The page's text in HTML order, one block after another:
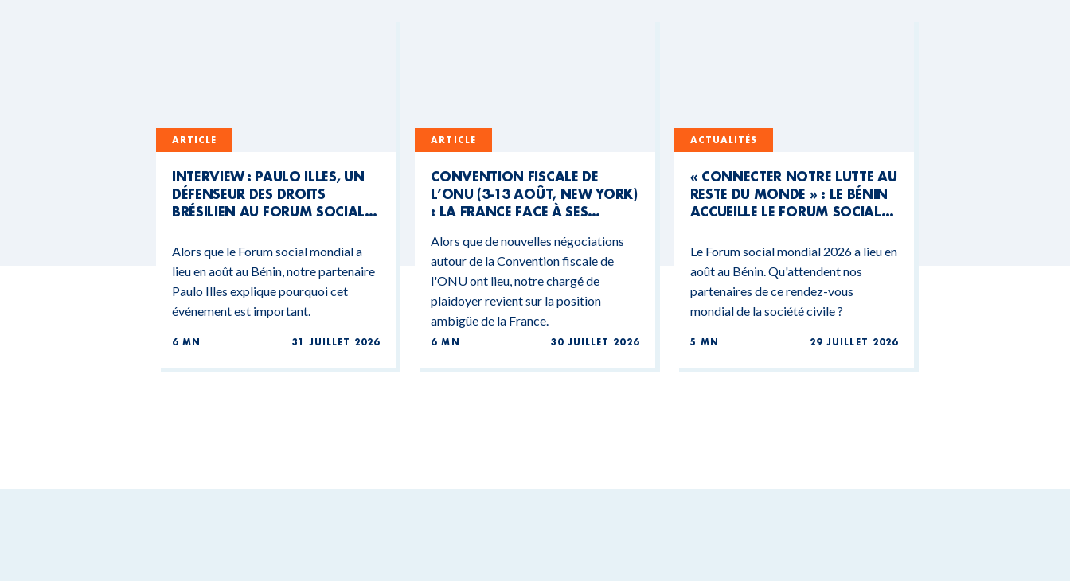
ARTICLE
INTERVIEW : PAULO ILLES, UN
DÉFENSEUR DES DROITS
BRÉSILIEN AU FORUM SOCIAL
Alors que le Forum social mondial a
lieu en août au Bénin, notre partenaire
Paulo Illes explique pourquoi cet
événement est important.
6 MN 31 JUILLET 2026
ARTICLE
CONVENTION FISCALE DE
L’ONU (3-13 AOÛT, NEW YORK)
: LA FRANCE FACE À SES
BUDGÉTAIRES
Alors que de nouvelles négociations
autour de la Convention fiscale de
l'ONU ont lieu, notre chargé de
plaidoyer revient sur la position
ambigüe de la France.
6 MN 30 JUILLET 2026
ACTUALITÉS
« CONNECTER NOTRE LUTTE AU
RESTE DU MONDE » : LE BÉNIN
ACCUEILLE LE FORUM SOCIAL
Le Forum social mondial 2026 a lieu en
août au Bénin. Qu'attendent nos
partenaires de ce rendez-vous
mondial de la société civile ?
5 MN 29 JUILLET 2026